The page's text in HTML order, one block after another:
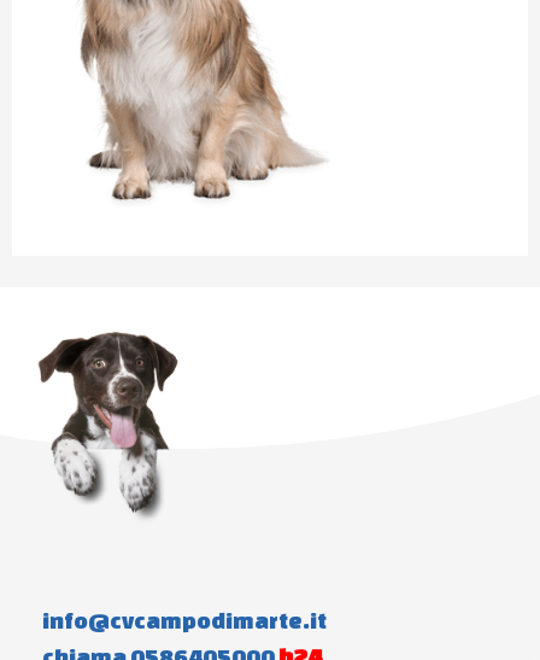
info@cvcampodimarte.it